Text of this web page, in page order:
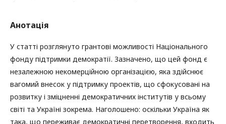
Анотація
У статті розглянуто грантові можливості Національного
фонду підтримки демократії. Зазначено, що цей фонд є
незалежною некомерційною організацією, яка здійснює
вагомий внесок у підтримку проектів, що сфокусовані на
розвитку і зміцненні демократичних інститутів у всьому
світі та Україні зокрема. Наголошено: оскільки Україна як
така, що переживає демократичні перетворення, входить